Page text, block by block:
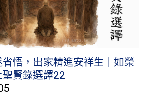
悟，出家精進安祥生｜如榮
賢錄選譯22